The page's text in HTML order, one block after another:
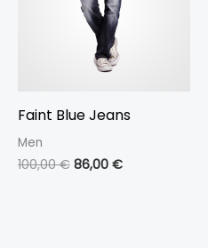
Faint Blue Jeans
Men
100,00€ 86,00 €